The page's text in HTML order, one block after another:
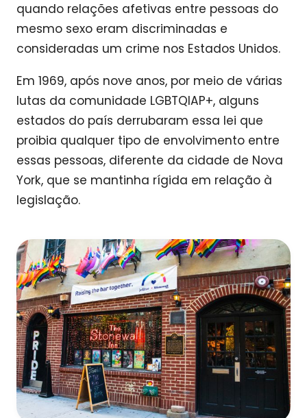
quando relações afetivas entre pessoas do
mesmo sexo eram discriminadas e
consideradas um crime nos Estados Unidos.
Em 1969, após nove anos, por meio de várias
lutas da comunidade LGBTQIAP+, alguns
estados do país derrubaram essa lei que
proibia qualquer tipo de envolvimento entre
essas pessoas, diferente da cidade de Nova
York, que se mantinha rígida em relação à
legislação.